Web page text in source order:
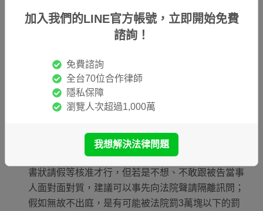
官就會直接發布通緝，即使被告委任律師出庭，只要
法官認為有必要，被告當事人就必須出席。
告若未出庭，法院不會進行拘提，只是人缺席，沒說
法沒舉證也沒提出答辯書狀進行反駁或發表意見，可
能在案情判決上會對被告較不利。
如果你在傳票上是以證人身分被傳喚，那也有義務要
出庭，證人若有重要事情不能到，同樣也必須要檢附
書狀請假等核准才行，但若是不想、不敢跟被告當事
人面對面對質，建議可以事先向法院聲請隔離訊問；
假如無故不出庭，是有可能被法院罰3萬塊以下的罰
加入我們的LINE官方帳號，立即開始免費
諮詢！
免費諮詢
全台70位合作律師
隱私保障
瀏覽人次超過1,000萬
我想解決法律問題